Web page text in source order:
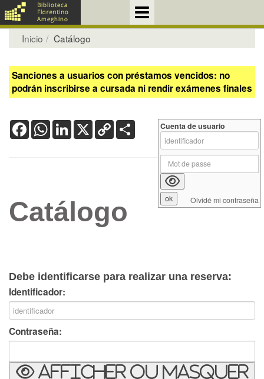
Inicio Catálogo
Sanciones a usuarios con préstamos vencidos: no
podrán inscribirse a cursada ni rendir exámenes finales
FacebookWhatsApp
LinkedIn
X Copy
Link
Catálogo
Debe identificarse para realizar una reserva:
Identificador:
Contraseña:
Afficher ou masquer
Cuenta de usuario
Olvidé mi contraseña